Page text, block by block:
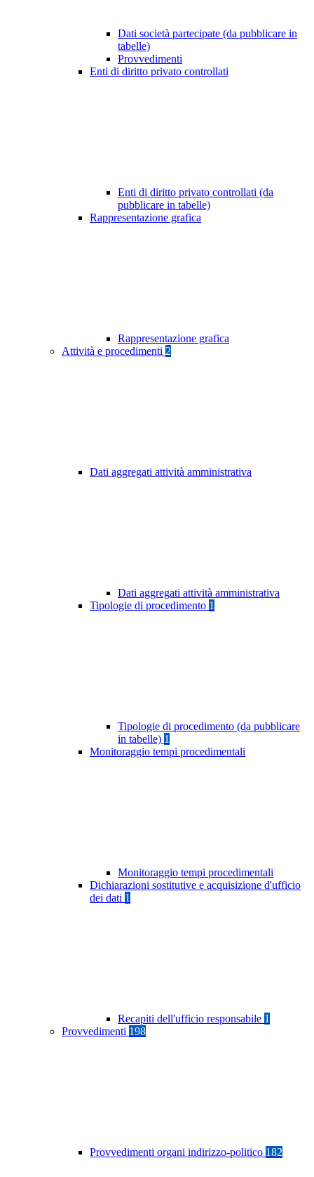
Dati società partecipate (da pubblicare in
tabelle)
Provvedimenti
Enti di diritto privato controllati
Enti di diritto privato controllati (da
pubblicare in tabelle)
Rappresentazione grafica
Rappresentazione grafica
Attività e procedimenti 2
Dati aggregati attività amministrativa
Dati aggregati attività amministrativa
Tipologie di procedimento 1
Tipologie di procedimento (da pubblicare
in tabelle) 1
Monitoraggio tempi procedimentali
Monitoraggio tempi procedimentali
Dichiarazioni sostitutive e acquisizione d'ufficio
dei dati 1
Recapiti dell'ufficio responsabile 1
Provvedimenti 198
Provvedimenti organi indirizzo-politico 182